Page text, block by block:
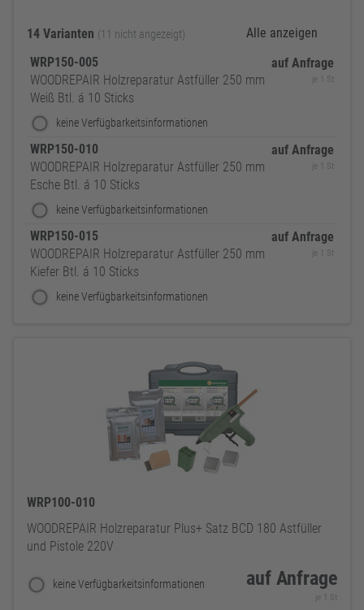
14 Varianten (11 nicht angezeigt)
Alle anzeigen
WRP150-005
WOODREPAIR Holzreparatur Astfüller 250 mm
Weiß Btl. á 10 Sticks
keine Verfügbarkeitsinformationen
auf Anfrage
je 1 St
WRP150-010
WOODREPAIR Holzreparatur Astfüller 250 mm
Esche Btl. á 10 Sticks
keine Verfügbarkeitsinformationen
auf Anfrage
je 1 St
WRP150-015
WOODREPAIR Holzreparatur Astfüller 250 mm
Kiefer Btl. á 10 Sticks
keine Verfügbarkeitsinformationen
auf Anfrage
je 1 St
WRP100-010
WOODREPAIR Holzreparatur Plus+ Satz BCD 180 Astfüller
und Pistole 220V
keine Verfügbarkeitsinformationen auf Anfrage
je 1 St